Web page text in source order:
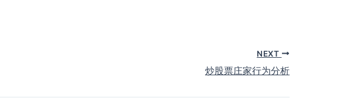
NEXT
炒股票庄家行为分析